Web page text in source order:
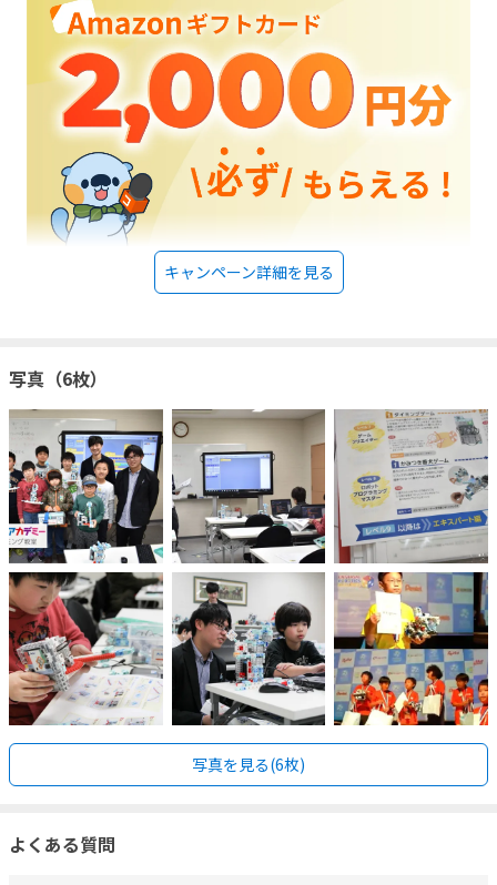
キャンペーン詳細を見る
写真（6枚）
写真を見る(6枚)
よくある質問